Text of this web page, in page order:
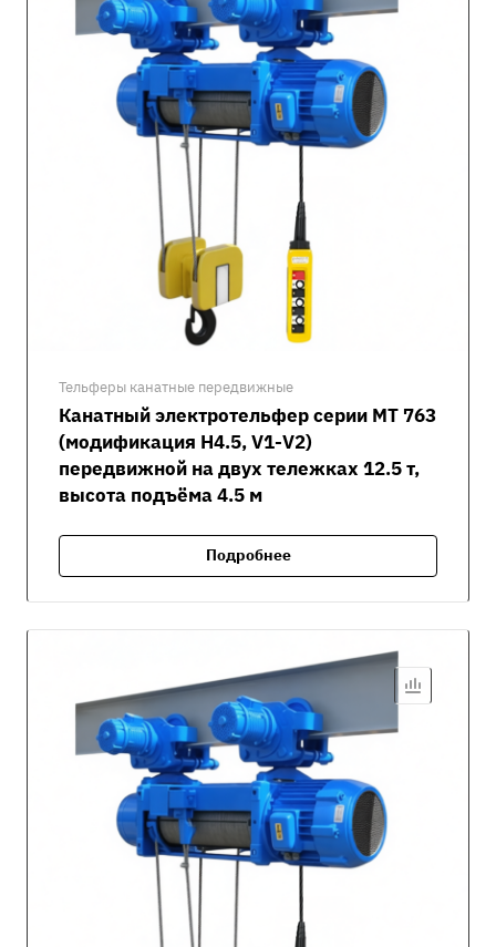
Тельферы канатные передвижные
Канатный электротельфер серии MT 763
(модификация H4.5, V1-V2)
передвижной на двух тележках 12.5 т,
высота подъёма 4.5 м
Подробнее